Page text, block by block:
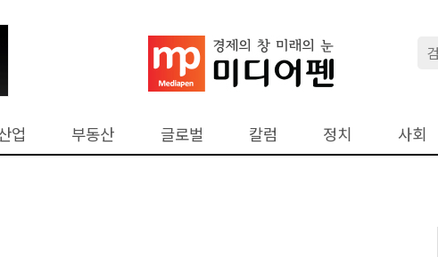
업 부동산 글로벌 칼럼 정치 사회